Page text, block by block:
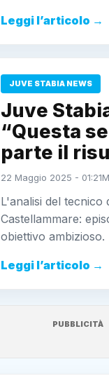
Leggi l’articolo →
JUVE STABIA NEWS
Juve
“Questa
parte il
22 Maggio 2025 - 01:21
L'analisi del tecnico
Castellammare:
obiettivo ambizioso.
Leggi l’articolo →
PUBBLICITÀ